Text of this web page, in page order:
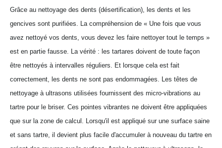
Grâce au nettoyage des dents (désertification), les dents et les
gencives sont purifiées. La compréhension de « Une fois que vous
avez nettoyé vos dents, vous devez les faire nettoyer tout le temps »
est en partie fausse. La vérité : les tartares doivent de toute façon
être nettoyés à intervalles réguliers. Et lorsque cela est fait
correctement, les dents ne sont pas endommagées. Les têtes de
nettoyage à ultrasons utilisées fournissent des micro-vibrations au
tartre pour le briser. Ces pointes vibrantes ne doivent être appliquées
que sur la zone de calcul. Lorsqu'il est appliqué sur une surface saine
et sans tartre, il devient plus facile d'accumuler à nouveau du tartre en